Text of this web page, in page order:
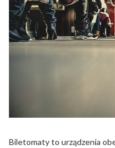
Biletomaty to urządzenia